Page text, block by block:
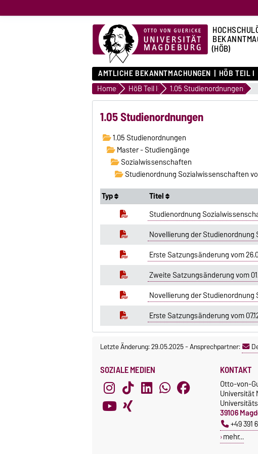
(HÖB)
AMTLICHE BEKANNTMACHUNGEN HÖB TEIL I
Home HöB Teil I 1.05 Studienordnungen
1.05 Studienordnungen
1.05 Studienordnungen
Master - Studiengänge
Sozialwissenschaften
Studienordnung Sozialwissenschaften
Typ
Titel
Studienordnung
Novellierung der Studienordnung
Erste Satzungsänderung vom
Zweite Satzungsänderung vom
Novellierung der Studienordnung
Erste Satzungsänderung vom
Letzte Änderung: 29.05.2025-Ansprechpartner:
SOZIALE MEDIEN KONTAKT
Otto-von-
Universität
39106
+49 391
mehr…